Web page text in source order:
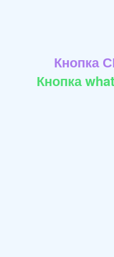
Кнопка
Кнопка